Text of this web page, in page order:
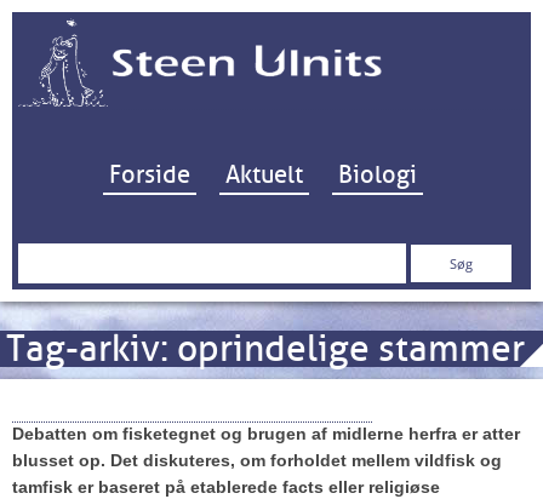
Hop til indhold
Forside Aktuelt Biologi
Søg
Tag-arkiv: oprindelige stammer
Debatten om fisketegnet og brugen af midlerne herfra er atter
blusset op. Det diskuteres, om forholdet mellem vildfisk og
tamfisk er baseret på etablerede facts eller religiøse